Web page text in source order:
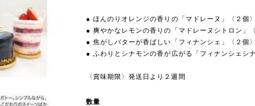
● ほんのりオレンジの香りの「マドレーヌ」〈２個〉
● 爽やかなレモンの香りの「マドレーヌシトロン」〈
● 焦がしバターが香ばしい「フィナンシェ」〈２個〉
● ふわりとシナモンの香が広がる「フィナンシェシ
〈賞味期限〉発送日より２週間
数量